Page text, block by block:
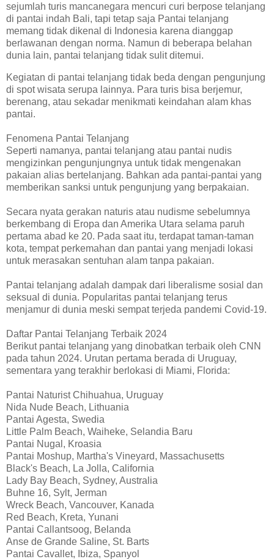
sejumlah turis mancanegara mencuri curi berpose telanjang
di pantai indah Bali, tapi tetap saja Pantai telanjang
memang tidak dikenal di Indonesia karena dianggap
berlawanan dengan norma. Namun di beberapa belahan
dunia lain, pantai telanjang tidak sulit ditemui.
Kegiatan di pantai telanjang tidak beda dengan pengunjung
di spot wisata serupa lainnya. Para turis bisa berjemur,
berenang, atau sekadar menikmati keindahan alam khas
pantai.
Fenomena Pantai Telanjang
Seperti namanya, pantai telanjang atau pantai nudis
mengizinkan pengunjungnya untuk tidak mengenakan
pakaian alias bertelanjang. Bahkan ada pantai-pantai yang
memberikan sanksi untuk pengunjung yang berpakaian.
Secara nyata gerakan naturis atau nudisme sebelumnya
berkembang di Eropa dan Amerika Utara selama paruh
pertama abad ke 20. Pada saat itu, terdapat taman-taman
kota, tempat perkemahan dan pantai yang menjadi lokasi
untuk merasakan sentuhan alam tanpa pakaian.
Pantai telanjang adalah dampak dari liberalisme sosial dan
seksual di dunia. Popularitas pantai telanjang terus
menjamur di dunia meski sempat terjeda pandemi Covid-19.
Daftar Pantai Telanjang Terbaik 2024
Berikut pantai telanjang yang dinobatkan terbaik oleh CNN
pada tahun 2024. Urutan pertama berada di Uruguay,
sementara yang terakhir berlokasi di Miami, Florida:
Pantai Naturist Chihuahua, Uruguay
Nida Nude Beach, Lithuania
Pantai Agesta, Swedia
Little Palm Beach, Waiheke, Selandia Baru
Pantai Nugal, Kroasia
Pantai Moshup, Martha's Vineyard, Massachusetts
Black's Beach, La Jolla, California
Lady Bay Beach, Sydney, Australia
Buhne 16, Sylt, Jerman
Wreck Beach, Vancouver, Kanada
Red Beach, Kreta, Yunani
Pantai Callantsoog, Belanda
Anse de Grande Saline, St. Barts
Pantai Cavallet, Ibiza, Spanyol